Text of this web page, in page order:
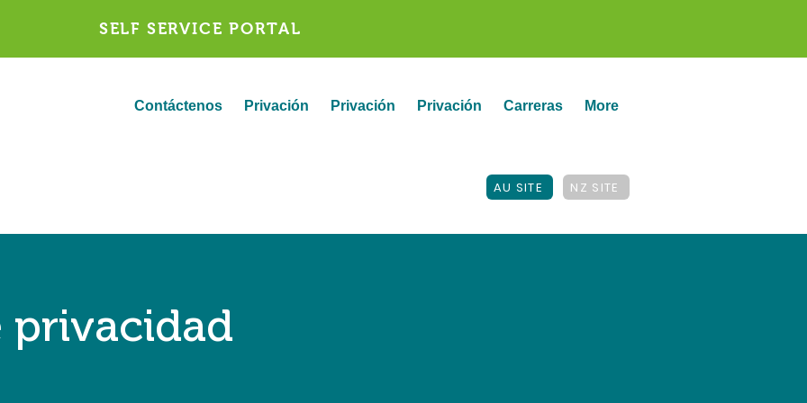
SELF SERVICE PORTAL
Contáctenos Privación Privación Privación Carreras More
AU SITE NZ SITE
privacidad
privacidad